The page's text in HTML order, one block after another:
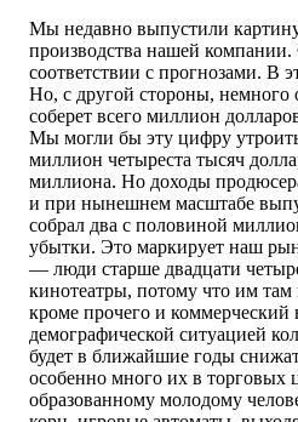
Мы недавно выпустили
производства нашей компании.
соответствии с прогнозами. В
Но, с другой стороны, немного
соберет всего миллион
Мы могли бы эту цифру
миллион четыреста тысяч
миллиона. Но доходы
и при нынешнем масштабе
собрал два с половиной
убытки. Это маркирует наш
— люди старше двадцати
кинотеатры, потому что им
кроме прочего и коммерческий
демографической ситуацией
будет в ближайшие годы
особенно много их в торговых
образованному молодому